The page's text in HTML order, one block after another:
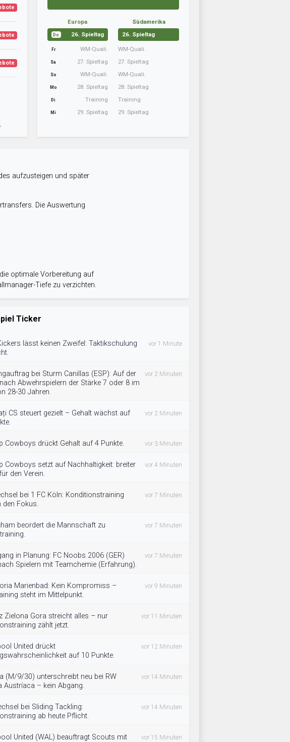
Europa
Do 26. Spieltag
Fr WM-Quali.
Sa 27. Spieltag
So WM-Quali.
Mo 28. Spieltag
Di Training
Mi 29. Spieltag
Südamerika
26. Spieltag
WM-Quali.
27. Spieltag
WM-Quali.
28. Spieltag
Training
29. Spieltag
aufzusteigen und später
Die Auswertung
optimale Vorbereitung auf
Tiefe zu verzichten.
Ticker
lässt keinen Zweifel: Taktikschulung
vor 1 Minute
bei Sturm Canillas (ESP): Auf der
Abwehrspielern der Stärke 7 oder 8 im
28-30 Jahren.
vor 2 Minuten
CS steuert gezielt – Gehalt wächst auf
vor 2 Minuten
Cowboys drückt Gehalt auf 4 Punkte. vor 3 Minuten
Cowboys setzt auf Nachhaltigkeit: breiter
den Verein.
vor 4 Minuten
bei 1 FC Köln: Konditionstraining
den Fokus.
vor 7 Minuten
beordert die Mannschaft zu
vor 7 Minuten
in Planung: FC Noobs 2006 (GER)
Spielern mit Teamchemie (Erfahrung).
vor 7 Minuten
Marienbad: Kein Kompromiss –
steht im Mittelpunkt.
vor 9 Minuten
Zielona Gora streicht alles – nur
zählt jetzt.
vor 11 Minuten
United drückt
auf 10 Punkte.
vor 12 Minuten
(M/9/30) unterschreibt neu bei RW
Austríaca – kein Abgang.
vor 14 Minuten
bei Sliding Tackling:
ab heute Pflicht.
vor 14 Minuten
United (WAL) beauftragt Scouts mit
vor 15 Minuten